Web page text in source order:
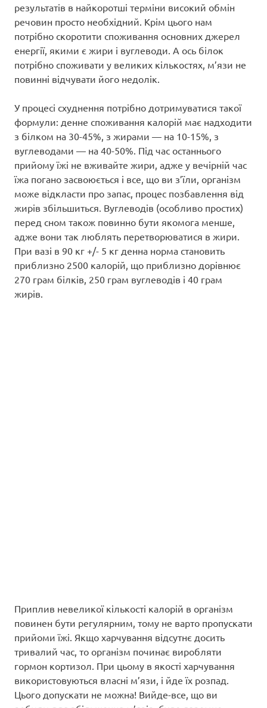
результатів в найкоротші терміни високий обмін
речовин просто необхідний. Крім цього нам
потрібно скоротити споживання основних джерел
енергії, якими є жири і вуглеводи. А ось білок
потрібно споживати у великих кількостях, м’язи не
повинні відчувати його недолік.
У процесі схуднення потрібно дотримуватися такої
формули: денне споживання калорій має надходити
з білком на 30-45%, з жирами — на 10-15%, з
вуглеводами — на 40-50%. Під час останнього
прийому їжі не вживайте жири, адже у вечірній час
їжа погано засвоюється і все, що ви з’їли, організм
може відкласти про запас, процес позбавлення від
жирів збільшиться. Вуглеводів (особливо простих)
перед сном також повинно бути якомога менше,
адже вони так люблять перетворюватися в жири.
При вазі в 90 кг +/- 5 кг денна норма становить
приблизно 2500 калорій, що приблизно дорівнює
270 грам білків, 250 грам вуглеводів і 40 грам
жирів.
Приплив невеликої кількості калорій в організм
повинен бути регулярним, тому не варто пропускати
прийоми їжі. Якщо харчування відсутнє досить
тривалий час, то організм починає виробляти
гормон кортизол. При цьому в якості харчування
використовуються власні м’язи, і йде їх розпад.
Цього допускати не можна! Вийде-все, що ви